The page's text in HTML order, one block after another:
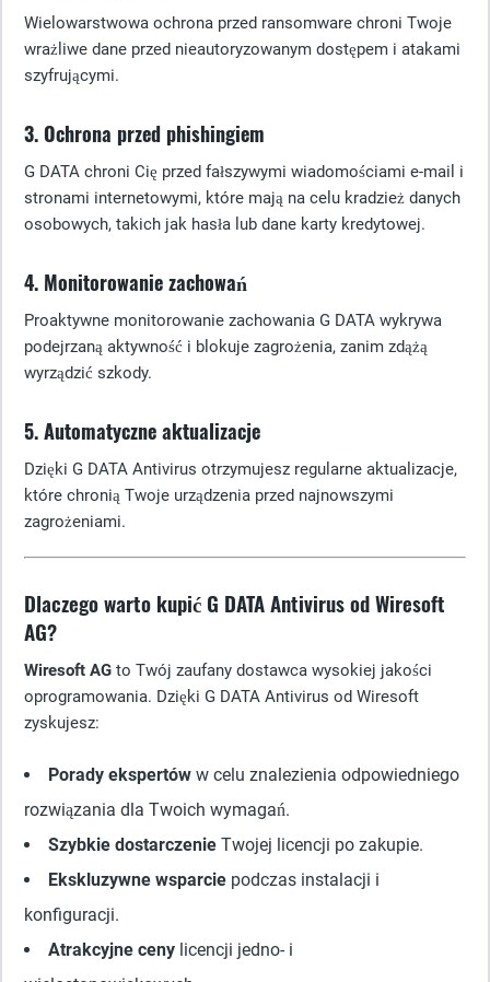
Wielowarstwowa ochrona przed ransomware chroni Twoje
wrażliwe dane przed nieautoryzowanym dostępem i atakami
szyfrującymi.
3. Ochrona przed phishingiem
G DATA chroni Cię przed fałszywymi wiadomościami e-mail i
stronami internetowymi, które mają na celu kradzież danych
osobowych, takich jak hasła lub dane karty kredytowej.
4. Monitorowanie zachowań
Proaktywne monitorowanie zachowania G DATA wykrywa
podejrzaną aktywność i blokuje zagrożenia, zanim zdążą
wyrządzić szkody.
5. Automatyczne aktualizacje
Dzięki G DATA Antivirus otrzymujesz regularne aktualizacje,
które chronią Twoje urządzenia przed najnowszymi
zagrożeniami.
Dlaczego warto kupić G DATA Antivirus od Wiresoft
AG?
Wiresoft AG to Twój zaufany dostawca wysokiej jakości
oprogramowania. Dzięki G DATA Antivirus od Wiresoft
zyskujesz:
Porady ekspertów w celu znalezienia odpowiedniego
rozwiązania dla Twoich wymagań.
Szybkie dostarczenie Twojej licencji po zakupie.
Ekskluzywne wsparcie podczas instalacji i
konfiguracji.
Atrakcyjne ceny licencji jedno- i